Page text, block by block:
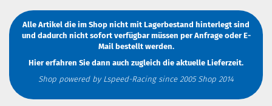
Alle Artikel die im Shop nicht mit Lagerbestand hinterlegt sind
und dadurch nicht sofort verfügbar müssen per AnfrageoderE-
Mailbestellt werden.
Hier erfahren Sie dann auch zugleich die aktuelle Lieferzeit.
Shop powered by Lspeed-Racing since 2005 Shop 2014